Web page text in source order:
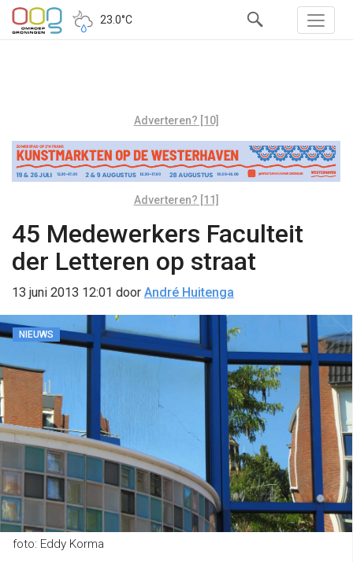
23.0°C
Adverteren? [10]
Adverteren? [11]
45 Medewerkers Faculteit
der Letteren op straat
13 juni 2013 12:01 door André Huitenga
NIEUWS
foto: Eddy Korma